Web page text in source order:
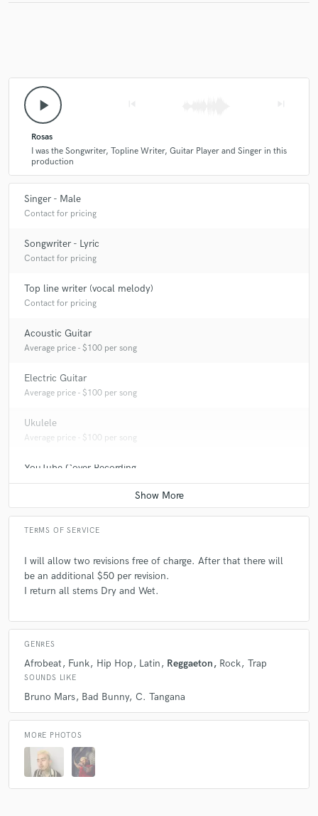
play_arrow
Rosas
I was the Songwriter, Topline Writer, Guitar Player and Singer in this
production
Singer - Male
Contact for pricing
Songwriter - Lyric
Contact for pricing
Top line writer (vocal melody)
Contact for pricing
Acoustic Guitar
Average price - $100 per song
Electric Guitar
Average price - $100 per song
Ukulele
Average price - $100 per song
YouTube Cover Recording
Contact for pricing
TERMS OF SERVICE
I will allow two revisions free of charge. After that there will
be an additional $50 per revision.
I return all stems Dry and Wet.
GENRES
Afrobeat Funk Hip Hop Latin Reggaeton Rock Trap
SOUNDS LIKE
Bruno Mars Bad Bunny C. Tangana
MORE PHOTOS